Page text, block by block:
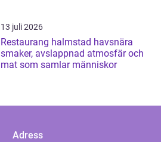
13 juli 2026
Restaurang halmstad havsnära
smaker, avslappnad atmosfär och
mat som samlar människor
Adress